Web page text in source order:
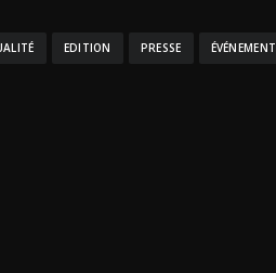
EDITION PRESSE ÉVÉNEMENT